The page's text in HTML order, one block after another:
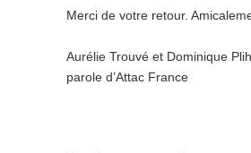
Merci de votre retour.
Aurélie Trouvé et Dominique
parole d’Attac France